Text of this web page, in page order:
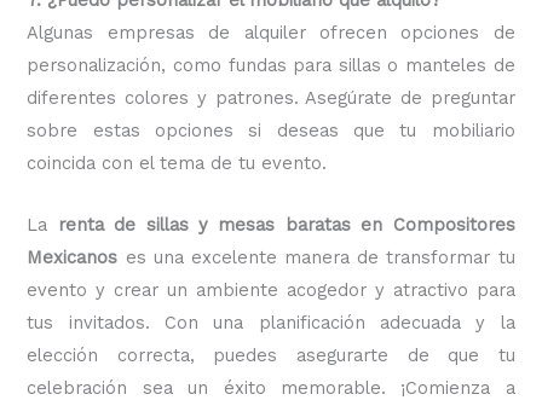
Algunas empresas de alquiler ofrecen opciones de
personalización, como fundas para sillas o manteles de
diferentes colores y patrones. Asegúrate de preguntar
sobre estas opciones si deseas que tu mobiliario
coincida con el tema de tu evento.
La
renta de sillas y mesas baratas en Compositores
Mexicanos es una excelente manera de transformar tu
evento y crear un ambiente acogedor y atractivo para
tus invitados. Con una planificación adecuada y la
elección correcta, puedes asegurarte de que tu
celebración sea un éxito memorable. ¡Comienza a